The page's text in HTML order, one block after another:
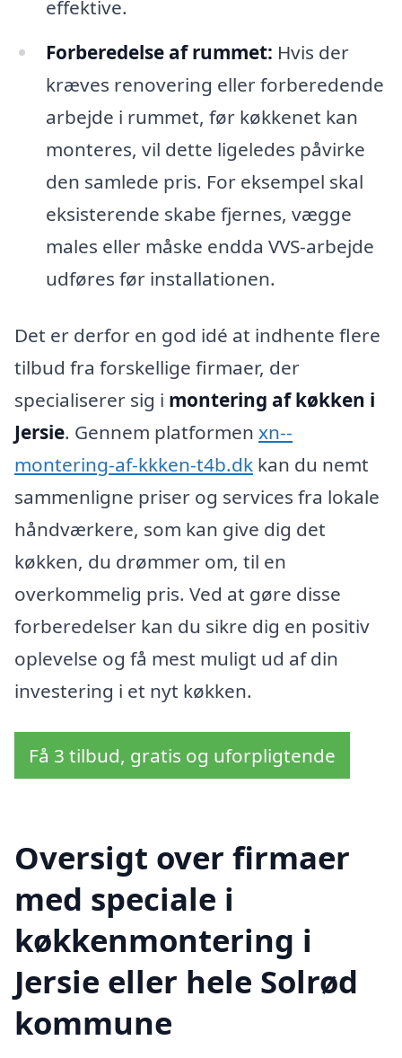
effektive.
Forberedelse af rummet: Hvis der
kræves renovering eller forberedende
arbejde i rummet, før køkkenet kan
monteres, vil dette ligeledes påvirke
den samlede pris. For eksempel skal
eksisterende skabe fjernes, vægge
males eller måske endda VVS-arbejde
udføres før installationen.
Det er derfor en god idé at indhente flere
tilbud fra forskellige firmaer, der
specialiserer sig i montering af køkken i
Jersie. Gennem platformen xn--
montering-af-kkken-t4b.dk kan du nemt
sammenligne priser og services fra lokale
håndværkere, som kan give dig det
køkken, du drømmer om, til en
overkommelig pris. Ved at gøre disse
forberedelser kan du sikre dig en positiv
oplevelse og få mest muligt ud af din
investering i et nyt køkken.
Få 3 tilbud, gratis og uforpligtende
Oversigt over firmaer
med speciale i
køkkenmontering i
Jersie eller hele Solrød
kommune